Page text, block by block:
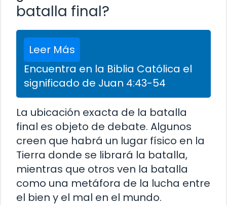
batalla final?
Leer Más
Encuentra en la Biblia Católica el
significado de Juan 4:43-54
La ubicación exacta de la batalla
final es objeto de debate. Algunos
creen que habrá un lugar físico en la
Tierra donde se librará la batalla,
mientras que otros ven la batalla
como una metáfora de la lucha entre
el bien y el mal en el mundo.